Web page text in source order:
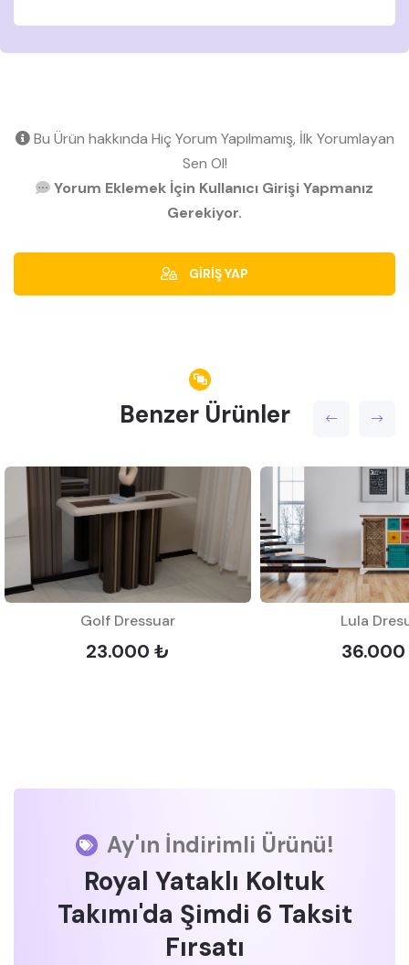
Bu Ürün hakkında Hiç Yorum Yapılmamış, İlk Yorumlayan
Sen Ol!
Yorum Eklemek İçin Kullanıcı Girişi Yapmanız
Gerekiyor.
GİRİŞ YAP
Benzer Ürünler
Golf Dressuar
23.000 ₺
Lula
Ay'ın İndirimli Ürünü!
Royal Yataklı Koltuk
Takımı'da Şimdi 6 Taksit
Fırsatı